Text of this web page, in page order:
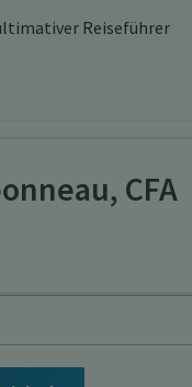
Reiseführer
CFA